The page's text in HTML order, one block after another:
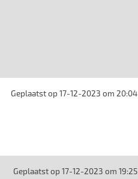
Geplaatst op 17-12-2023 om 20:04
Geplaatst op 17-12-2023 om 19:25